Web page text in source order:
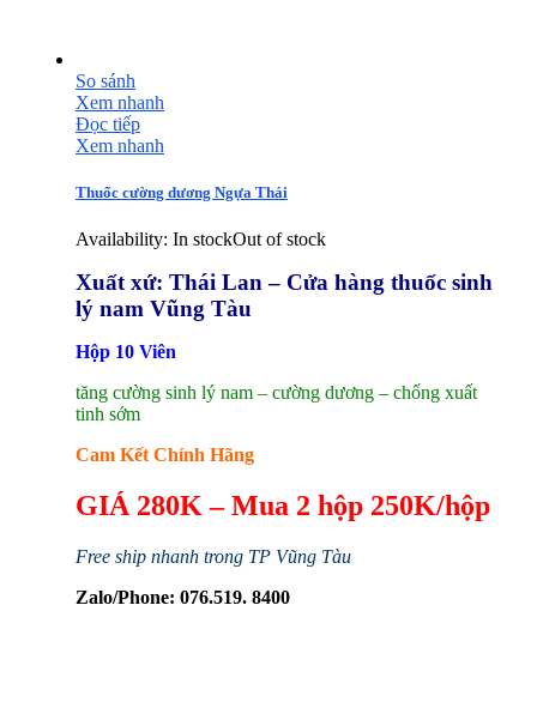
So sánh
Xem nhanh
Đọc tiếp
Xem nhanh
Thuốc cường dương Ngựa Thái
Availability: In stockOut of stock
Xuất xứ: Thái Lan – Cửa hàng thuốc sinh
lý nam Vũng Tàu
Hộp 10 Viên
tăng cường sinh lý nam – cường dương – chống xuất
tinh sớm
Cam Kết Chính Hãng
GIÁ 280K – Mua 2 hộp 250K/hộp
Free ship nhanh trong TP Vũng Tàu
Zalo/Phone: 076.519. 8400